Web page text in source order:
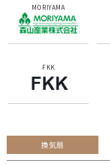
MORIYAMA
FKK
換気扇